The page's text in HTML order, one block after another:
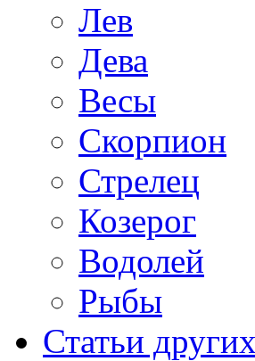
Лев
Дева
Весы
Скорпион
Стрелец
Козерог
Водолей
Рыбы
Статьи